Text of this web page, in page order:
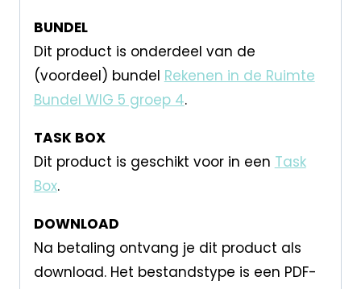
BUNDEL
Dit product is onderdeel van de
(voordeel) bundel Rekenen in de Ruimte
Bundel WIG 5 groep 4.
TASK BOX
Dit product is geschikt voor in een Task
Box.
DOWNLOAD
Na betaling ontvang je dit product als
download. Het bestandstype is een PDF-